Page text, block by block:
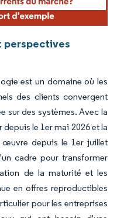
perspectives
est un domaine où les
des clients convergent
sur des systèmes. Avec la
le 1er mai 2026 et la
œuvre depuis le 1er juillet
cadre pour transformer
de la maturité et les
en offres reproductibles
pour les entreprises